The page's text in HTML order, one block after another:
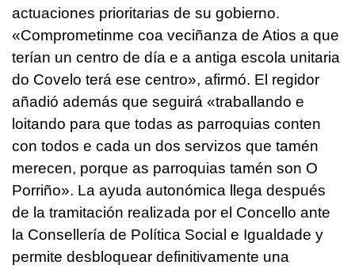
actuaciones prioritarias de su gobierno.
«Comprometinme coa veciñanza de Atios a que
terían un centro de día e a antiga escola unitaria
do Covelo terá ese centro», afirmó. El regidor
añadió además que seguirá «traballando e
loitando para que todas as parroquias conten
con todos e cada un dos servizos que tamén
merecen, porque as parroquias tamén son O
Porriño». La ayuda autonómica llega después
de la tramitación realizada por el Concello ante
la Consellería de Política Social e Igualdade y
permite desbloquear definitivamente una